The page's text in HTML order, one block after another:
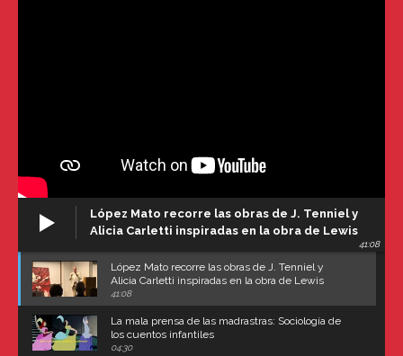
López Mato recorre las obras de J. Tenniel y
Alicia Carletti inspiradas en la obra de Lewis
41:08
López Mato recorre las obras de J. Tenniel y
Alicia Carletti inspiradas en la obra de Lewis
Carroll
41:08
La mala prensa de las madrastras: Sociología de
los cuentos infantiles
04:30